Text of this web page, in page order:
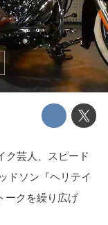
ク芸人、スピード
ドソン『ヘリテイ
ークを繰り広げ